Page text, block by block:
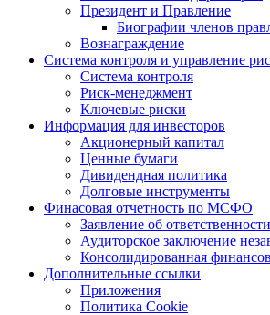
Президент и Правление
Биографии членов
Вознаграждение
Система контроля и управление
Система контроля
Риск-менеджмент
Ключевые риски
Информация для инвесторов
Акционерный капитал
Ценные бумаги
Дивидендная политика
Долговые инструменты
Финасовая отчетность по МСФО
Заявление об ответственности
Аудиторское заключение
Консолидированная
Дополнительные ссылки
Приложения
Политика Cookie